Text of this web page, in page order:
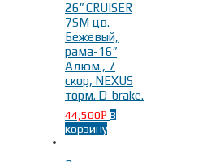
26″ CRUISER
7SM цв.
Бежевый,
рама-16″
Алюм., 7
скор, NEXUS
торм. D-brake.
44,500Р В
корзину